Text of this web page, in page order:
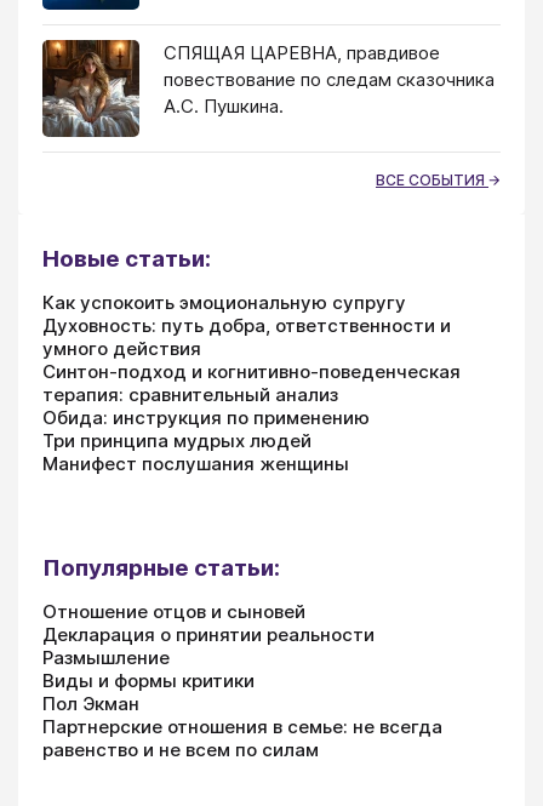
СПЯЩАЯ ЦАРЕВНА, правдивое
повествование по следам сказочника
А.С. Пушкина.
ВСЕ СОБЫТИЯ
Новые статьи:
Как успокоить эмоциональную супругу
Духовность: путь добра, ответственности и
умного действия
Синтон-подход и когнитивно-поведенческая
терапия: сравнительный анализ
Обида: инструкция по применению
Три принципа мудрых людей
Манифест послушания женщины
Популярные статьи:
Отношение отцов и сыновей
Декларация о принятии реальности
Размышление
Виды и формы критики
Пол Экман
Партнерские отношения в семье: не всегда
равенство и не всем по силам